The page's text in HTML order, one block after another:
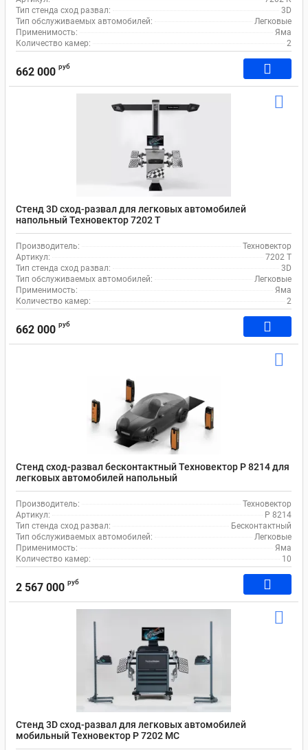
Тип стенда сход развал:
3D
Тип обслуживаемых автомобилей:
Легковые
Применимость:
Яма
Количество камер:
2
662 000 руб
Стенд 3D сход-развал для легковых автомобилей
напольный Техновектор 7202 T
Производитель:
Техновектор
Артикул:
7202 T
Тип стенда сход развал:
3D
Тип обслуживаемых автомобилей:
Легковые
Применимость:
Яма
Количество камер:
2
662 000 руб
Стенд сход-развал бесконтактный Техновектор P 8214 для
легковых автомобилей напольный
Производитель:
Техновектор
Артикул:
P 8214
Тип стенда сход развал:
Бесконтактный
Тип обслуживаемых автомобилей:
Легковые
Применимость:
Яма
Количество камер:
10
2 567 000 руб
Стенд 3D сход-развал для легковых автомобилей
мобильный Техновектор P 7202 MC